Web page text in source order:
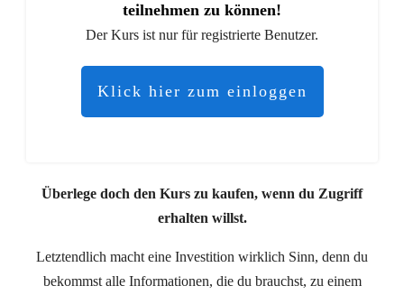
teilnehmen zu können!
Der Kurs ist nur für registrierte Benutzer.
Klick hier zum einloggen
Überlege doch den Kurs zu kaufen, wenn du Zugriff
erhalten willst.
Letztendlich macht eine Investition wirklich Sinn, denn du
bekommst alle Informationen, die du brauchst, zu einem